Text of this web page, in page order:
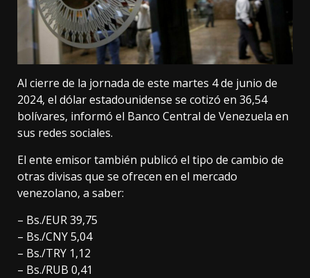
Al cierre de la jornada de este martes 4 de junio de
2024, el dólar estadounidense se cotizó en 36,54
bolívares, informó el Banco Central de Venezuela en
sus redes sociales.
El ente emisor también publicó el tipo de cambio de
otras divisas que se ofrecen en el mercado
venezolano, a saber:
– Bs./EUR 39,75
– Bs./CNY 5,04
– Bs./TRY 1,12
– Bs./RUB 0,41